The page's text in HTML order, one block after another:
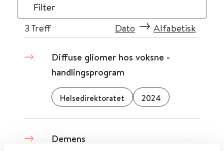
Filter
3 Treff Dato Alfabetisk
Diffuse gliomer hos voksne -
handlingsprogram
Helsedirektoratet 2024
Demens